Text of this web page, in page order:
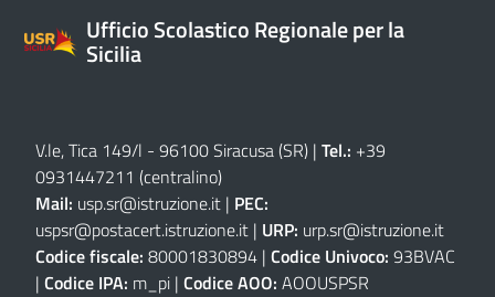
Ufficio Scolastico Regionale per la
Sicilia
V.le, Tica 149/l - 96100 Siracusa (SR) | Tel.: +39
0931447211 (centralino)
Mail: usp.sr@istruzione.it | PEC:
uspsr@postacert.istruzione.it | URP: urp.sr@istruzione.it
Codice fiscale: 80001830894 | Codice Univoco: 93BVAC
| Codice IPA: m_pi | Codice AOO: AOOUSPSR